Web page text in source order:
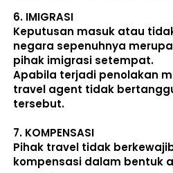
6. IMIGRASI
Keputusan masuk atau
negara sepenuhnya
pihak imigrasi setempat.
Apabila terjadi penolakan
travel agent tidak
tersebut.
7. KOMPENSASI
Pihak travel tidak
kompensasi dalam bentuk